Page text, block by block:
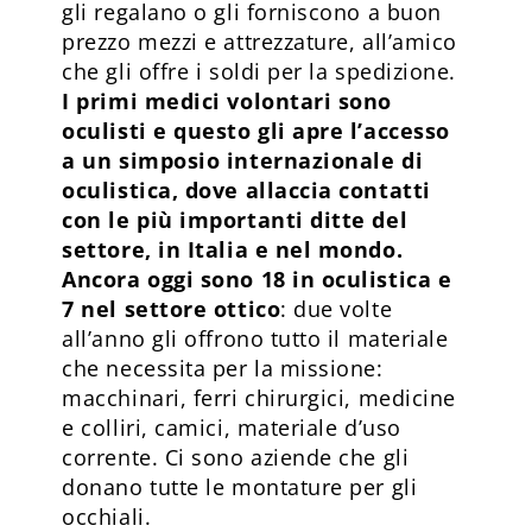
gli regalano o gli forniscono a buon
prezzo mezzi e attrezzature, all’amico
che gli offre i soldi per la spedizione.
I primi medici volontari sono
oculisti e questo gli apre l’accesso
a un simposio internazionale di
oculistica, dove allaccia contatti
con le più importanti ditte del
settore, in Italia e nel mondo.
Ancora oggi sono 18 in oculistica e
7 nel settore ottico: due volte
all’anno gli offrono tutto il materiale
che necessita per la missione:
macchinari, ferri chirurgici, medicine
e colliri, camici, materiale d’uso
corrente. Ci sono aziende che gli
donano tutte le montature per gli
occhiali.